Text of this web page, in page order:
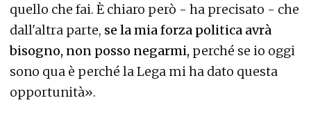
quello che fai. È chiaro però - ha precisato - che
dall'altra parte, se la mia forza politica avrà
bisogno, non posso negarmi, perché se io oggi
sono qua è perché la Lega mi ha dato questa
opportunità».